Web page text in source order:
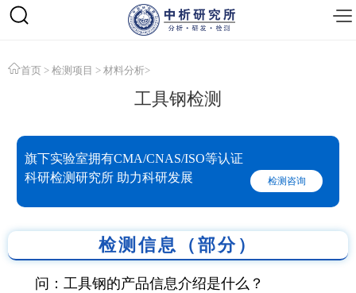
首页 > 检测项目 > 材料分析>
工具钢检测
旗下实验室拥有CMA/CNAS/ISO等认证
科研检测研究所 助力科研发展
检测咨询
检测信息（部分）
问：工具钢的产品信息介绍是什么？